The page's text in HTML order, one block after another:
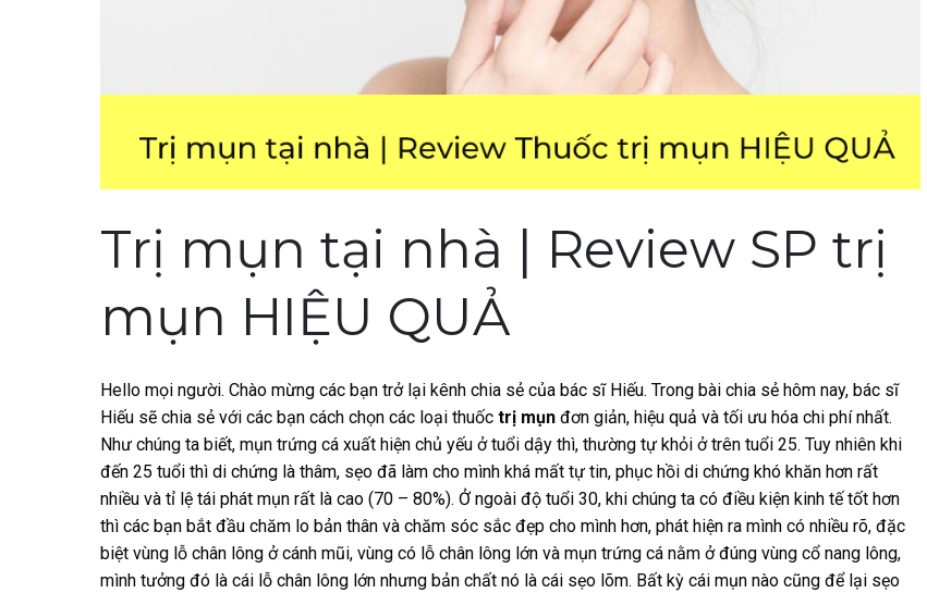
Trị mụn tại nhà | Review SP trị
mụn HIỆU QUẢ
Hello mọi người. Chào mừng các bạn trở lại kênh chia sẻ của bác sĩ Hiếu. Trong bài chia sẻ hôm nay, bác sĩ
Hiếu sẽ chia sẻ với các bạn cách chọn các loại thuốc trị mụn đơn giản, hiệu quả và tối ưu hóa chi phí nhất.
Như chúng ta biết, mụn trứng cá xuất hiện chủ yếu ở tuổi dậy thì, thường tự khỏi ở trên tuổi 25. Tuy nhiên khi
đến 25 tuổi thì di chứng là thâm, sẹo đã làm cho mình khá mất tự tin, phục hồi di chứng khó khăn hơn rất
nhiều và tỉ lệ tái phát mụn rất là cao (70 – 80%). Ở ngoài độ tuổi 30, khi chúng ta có điều kiện kinh tế tốt hơn
thì các bạn bắt đầu chăm lo bản thân và chăm sóc sắc đẹp cho mình hơn, phát hiện ra mình có nhiều rõ, đặc
biệt vùng lỗ chân lông ở cánh mũi, vùng có lỗ chân lông lớn và mụn trứng cá nằm ở đúng vùng cổ nang lông,
mình tưởng đó là cái lỗ chân lông lớn nhưng bản chất nó là cái sẹo lõm. Bất kỳ cái mụn nào cũng để lại sẹo